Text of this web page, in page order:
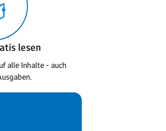
lesen
alle Inhalte - auch